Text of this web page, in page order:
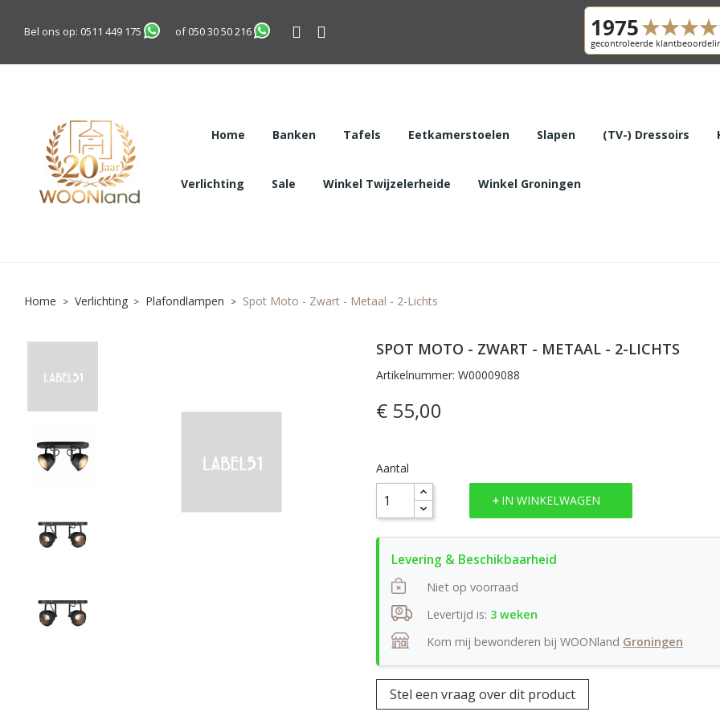
Bel ons op: 0511 449 175 of050 30 50 216
Home Banken Tafels Eetkamerstoelen Slapen (TV-) Dressoirs
Verlichting Sale Winkel Twijzelerheide Winkel Groningen
Home Verlichting Plafondlampen Spot Moto - Zwart - Metaal - 2-Lichts
SPOT MOTO - ZWART - METAAL - 2-LICHTS
Artikelnummer: W00009088
€ 55,00
Aantal
IN WINKELWAGEN
Niet op voorraad
Levertijd is: 3 weken
Kom mij bewonderen bij WOONland Groningen
Stel een vraag over dit product